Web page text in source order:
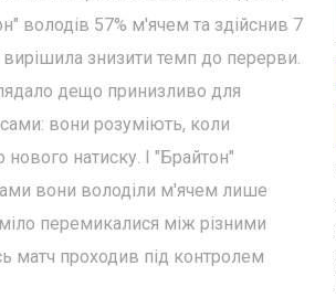
володів 57% м'ячем та здійснив 7
знизити темп до перерви.
дещо принизливо для
вони розуміють, коли
натиску. І "Брайтон"
вони володіли м'ячем лише
перемикалися між різними
матч проходив під контролем